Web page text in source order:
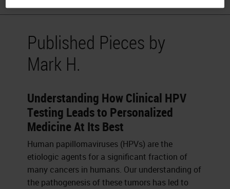
Published Pieces by
Mark H.
Understanding How Clinical HPV
Testing Leads to Personalized
Medicine At Its Best
Human papillomaviruses (HPVs) are the
etiologic agents for a significant fraction of
many cancers in humans. Our understanding of
the pathogenesis of these tumors has led to